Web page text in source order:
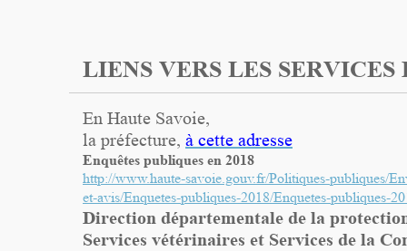
LIENS VERS LES
En Haute Savoie,
la préfecture, à cette adresse
Enquêtes publiques en 2018
http://www.haute-savoie.gouv.fr/Politiques-publiques/
et-avis/Enquetes-publiques-2018/Enquetes-publiques-
Direction départementale de la
Services vétérinaires et Services de la